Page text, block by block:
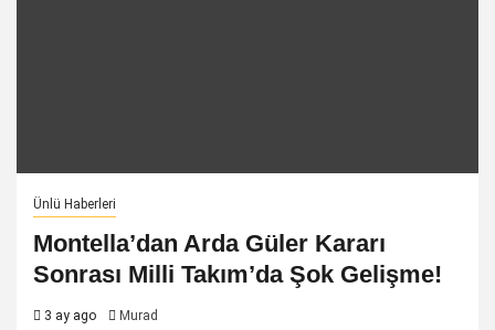
Ünlü Haberleri
Montella’dan Arda Güler Kararı
Sonrası Milli Takım’da Şok Gelişme!
3 ay ago Murad